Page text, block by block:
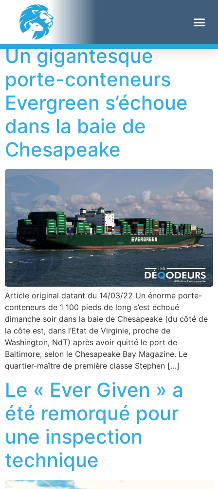
Étiquette : bateau
Un gigantesque
porte-conteneurs
Evergreen s’échoue
dans la baie de
Chesapeake
Article original datant du 14/03/22 Un énorme porte-
conteneurs de 1 100 pieds de long s’est échoué
dimanche soir dans la baie de Chesapeake (du côté de
la côte est, dans l’Etat de Virginie, proche de
Washington, NdT) après avoir quitté le port de
Baltimore, selon le Chesapeake Bay Magazine. Le
quartier-maître de première classe Stephen […]
Le « Ever Given » a
été remorqué pour
une inspection
technique